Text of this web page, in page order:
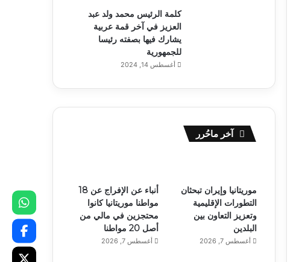
كلمة الرئيس محمد ولد عبد
العزيز في آخر قمة عربية
يشارك فيها بصفته رئيسا
للجمهورية
أغسطس 14, 2024
آخر ماحُرر
موريتانيا وإيران تبحثان
التطورات الإقليمية
وتعزيز التعاون بين
البلدين
أغسطس 7, 2026
أنباء عن الإفراج عن 18
مواطنا موريتانيا كانوا
محتجزين في مالي من
أصل 20 مواطنا
أغسطس 7, 2026